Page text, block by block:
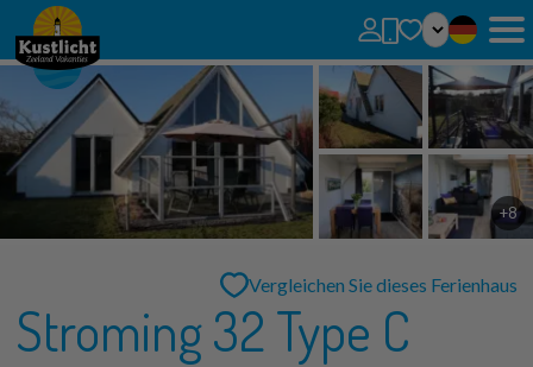
Keine Favoriten
Durch einen Klick auf das
können Sie Suchanfragen, Parks und Häuser zu Ihren
Favoriten hinzufügen.
Sie können Lieblingshäuser vergleichen.
+8
Vergleichen Sie dieses Ferienhaus
Stroming 32 Type C